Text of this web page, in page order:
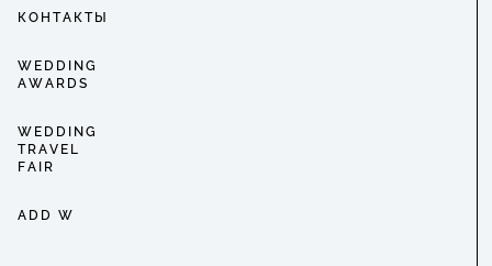
КОНТАКТЫ
WEDDING
AWARDS
WEDDING
TRAVEL
FAIR
ADD W